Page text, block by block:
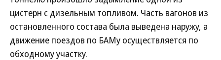
цистерн с дизельным топливом. Часть вагонов из
остановленного состава была выведена наружу, а
движение поездов по БАМу осуществляется по
обходному участку.